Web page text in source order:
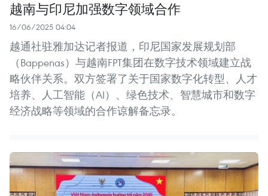
越南与印尼加强数字领域合作
16/06/2025 04:04
越通社驻雅加达记者报道，印尼国家发展规划部
（Bappenas）与越南FPT集团在数字技术领域建立战
略伙伴关系。双方签署了关于国家数字化转型、人才
培养、人工智能（AI）、绿色技术、智慧城市和数字
经济战略等领域的合作谅解备忘录。